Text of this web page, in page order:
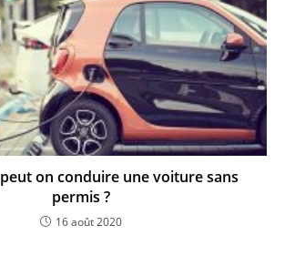
on conduire une voiture sans
permis ?
16 août 2020